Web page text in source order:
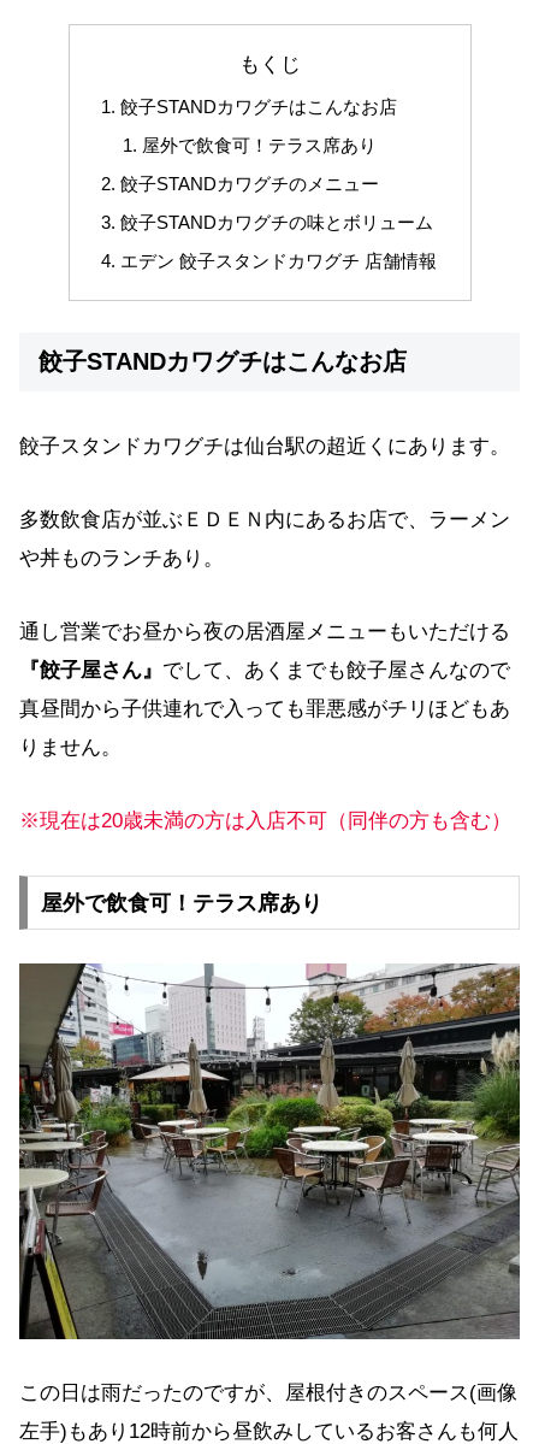
もくじ
餃子STANDカワグチはこんなお店
屋外で飲食可！テラス席あり
餃子STANDカワグチのメニュー
餃子STANDカワグチの味とボリューム
エデン 餃子スタンドカワグチ 店舗情報
餃子STANDカワグチはこんなお店
餃子スタンドカワグチは仙台駅の超近くにあります。
多数飲食店が並ぶＥＤＥＮ内にあるお店で、ラーメン
や丼ものランチあり。
通し営業でお昼から夜の居酒屋メニューもいただける
『餃子屋さん』 でして、あくまでも餃子屋さんなので
真昼間から子供連れで入っても罪悪感がチリほどもあ
りません。
※現在は20歳未満の方は入店不可（同伴の方も含む）
屋外で飲食可！テラス席あり
この日は雨だったのですが、屋根付きのスペース(画像
左手)もあり12時前から昼飲みしているお客さんも何人